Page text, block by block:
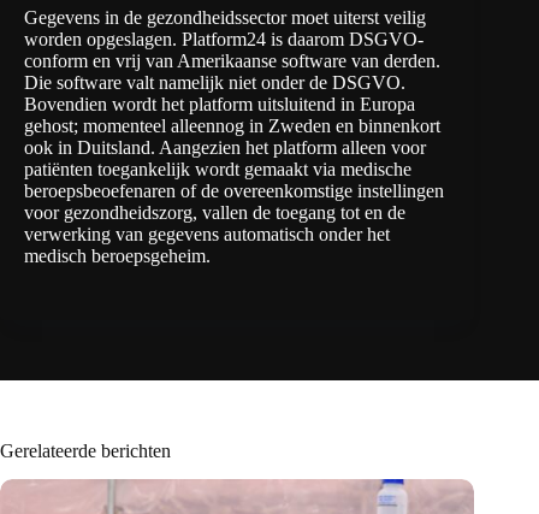
Gegevens in de gezondheidssector moet uiterst veilig
worden opgeslagen. Platform24 is daarom DSGVO-
conform en vrij van Amerikaanse software van derden.
Die software valt namelijk niet onder de DSGVO.
Bovendien wordt het platform uitsluitend in Europa
gehost; momenteel alleennog in Zweden en binnenkort
ook in Duitsland. Aangezien het platform alleen voor
patiënten toegankelijk wordt gemaakt via medische
beroepsbeoefenaren of de overeenkomstige instellingen
voor gezondheidszorg, vallen de toegang tot en de
verwerking van gegevens automatisch onder het
medisch beroepsgeheim.
Gerelateerde berichten